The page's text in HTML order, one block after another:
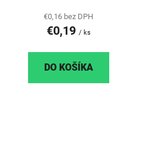
€0,16 bez DPH
€0,19 / ks
DO KOŠÍKA